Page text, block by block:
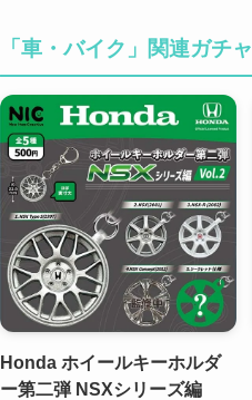
「車・バイク」関連ガチャ
Honda ホイールキーホルダ
ー第二弾 NSXシリーズ編